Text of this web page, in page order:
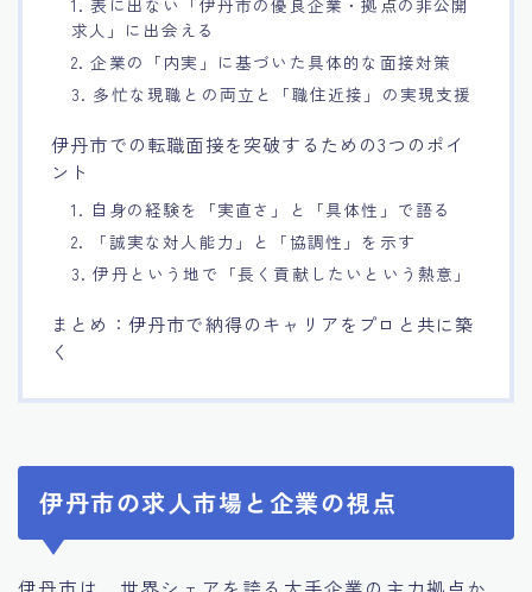
求人」に出会える
2. 企業の「内実」に基づいた具体的な面接対策
3. 多忙な現職との両立と「職住近接」の実現支援
伊丹市での転職面接を突破するための3つのポイ
ント
1. 自身の経験を「実直さ」と「具体性」で語る
2. 「誠実な対人能力」と「協調性」を示す
3. 伊丹という地で「長く貢献したいという熱意」
まとめ：伊丹市で納得のキャリアをプロと共に築
く
伊丹市の求人市場と企業の視点